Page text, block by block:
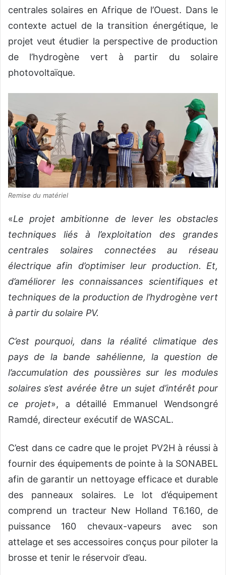
centrales solaires en Afrique de l’Ouest. Dans le
contexte actuel de la transition énergétique, le
projet veut étudier la perspective de production
de l’hydrogène vert à partir du solaire
photovoltaïque.
Remise du matériel
«Le projet ambitionne de lever les obstacles
techniques liés à l’exploitation des grandes
centrales solaires connectées au réseau
électrique afin d’optimiser leur production. Et,
d’améliorer les connaissances scientifiques et
techniques de la production de l’hydrogène vert
à partir du solaire PV.
C’est pourquoi, dans la réalité climatique des
pays de la bande sahélienne, la question de
l’accumulation des poussières sur les modules
solaires s’est avérée être un sujet d’intérêt pour
ce projet», a détaillé Emmanuel Wendsongré
Ramdé, directeur exécutif de WASCAL.
C’est dans ce cadre que le projet PV2H à réussi à
fournir des équipements de pointe à la SONABEL
afin de garantir un nettoyage efficace et durable
des panneaux solaires. Le lot d’équipement
comprend un tracteur New Holland T6.160, de
puissance 160 chevaux-vapeurs avec son
attelage et ses accessoires conçus pour piloter la
brosse et tenir le réservoir d’eau.